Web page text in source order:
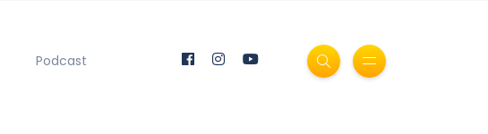
Podcast